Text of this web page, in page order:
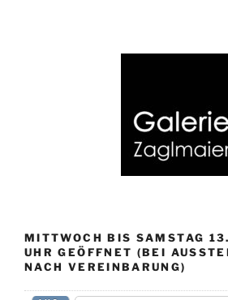
MITTWOCH BIS SAMSTAG
UHR GEÖFFNET (BEI
NACH VEREINBARUNG)